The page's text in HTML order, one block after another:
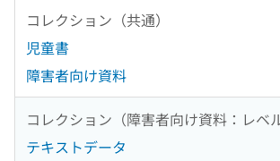
コレクション（共通）
児童書
障害者向け資料
コレクション（障害者向け資料：レベル
テキストデータ